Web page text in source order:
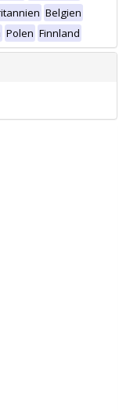
Belgien
Polen Finnland